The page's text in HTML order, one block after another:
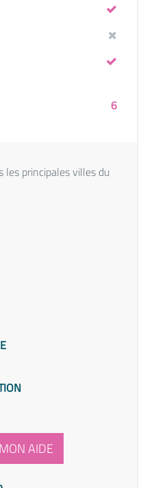
6
les principales villes du
AIDE